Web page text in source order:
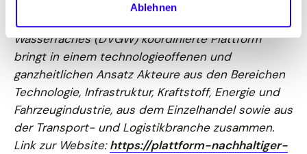
Ablehnen
von der Deutschen Energie-Agentur (dena) und
Wasserfaches (DVGW) koordinierte Plattform
bringt in einem technologieoffenen und
ganzheitlichen Ansatz Akteure aus den Bereichen
Technologie, Infrastruktur, Kraftstoff, Energie und
Fahrzeugindustrie, aus dem Einzelhandel sowie aus
der Transport- und Logistikbranche zusammen.
Link zur Website:https://plattform-nachhaltiger-